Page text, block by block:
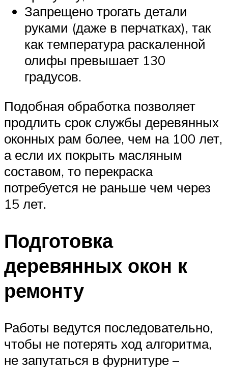
Запрещено трогать детали
руками (даже в перчатках), так
как температура раскаленной
олифы превышает 130
градусов.
Подобная обработка позволяет
продлить срок службы деревянных
оконных рам более, чем на 100 лет,
а если их покрыть масляным
составом, то перекраска
потребуется не раньше чем через
15 лет.
Подготовка
деревянных окон к
ремонту
Работы ведутся последовательно,
чтобы не потерять ход алгоритма,
не запутаться в фурнитуре –